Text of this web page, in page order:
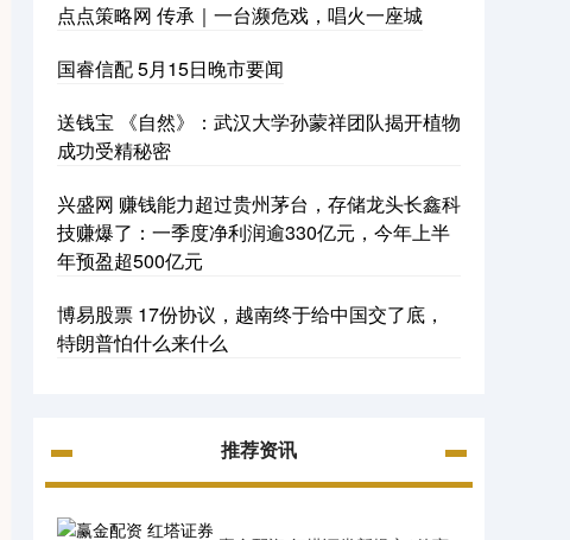
点点策略网 传承｜一台濒危戏，唱火一座城
国睿信配 5月15日晚市要闻
送钱宝 《自然》：武汉大学孙蒙祥团队揭开植物
成功受精秘密
兴盛网 赚钱能力超过贵州茅台，存储龙头长鑫科
技赚爆了：一季度净利润逾330亿元，今年上半
年预盈超500亿元
博易股票 17份协议，越南终于给中国交了底，
特朗普怕什么来什么
推荐资讯